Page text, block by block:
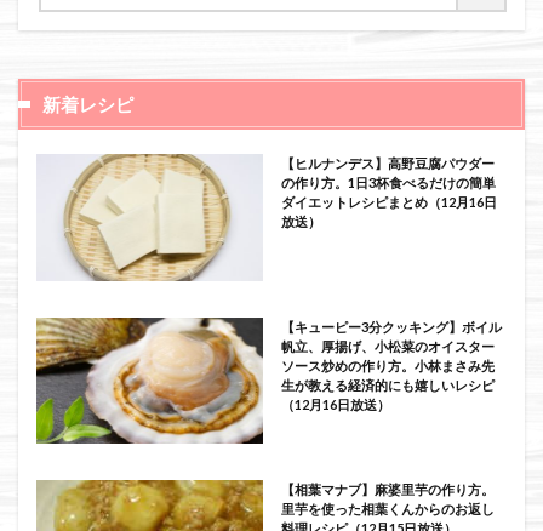
新着レシピ
【ヒルナンデス】高野豆腐パウダー
の作り方。1日3杯食べるだけの簡単
ダイエットレシピまとめ（12月16日
放送）
【キューピー3分クッキング】ボイル
帆立、厚揚げ、小松菜のオイスター
ソース炒めの作り方。小林まさみ先
生が教える経済的にも嬉しいレシピ
（12月16日放送）
【相葉マナブ】麻婆里芋の作り方。
里芋を使った相葉くんからのお返し